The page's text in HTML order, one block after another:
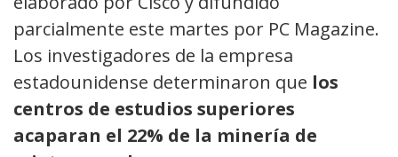
parcialmente este martes por PC Magazine.
Los investigadores de la empresa
estadounidense determinaron que los
centros de estudios superiores
acaparan el 22% de la minería de